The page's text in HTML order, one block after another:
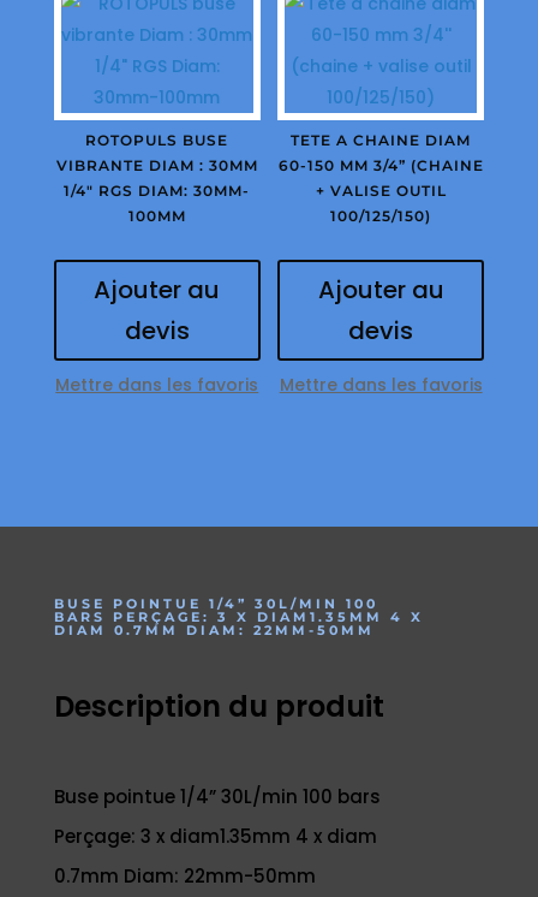
ROTOPULS BUSE
VIBRANTE DIAM : 30MM
1/4″ RGS DIAM: 30MM-
100MM
Ajouter au
devis
Mettre dans les favoris
TETE A CHAINE DIAM
60-150 MM 3/4” (CHAINE
+ VALISE OUTIL
100/125/150)
Ajouter au
devis
Mettre dans les favoris
BUSE POINTUE 1/4” 30L/MIN 100
BARS PERÇAGE: 3 X DIAM1.35MM 4 X
DIAM 0.7MM DIAM: 22MM-50MM
Description du produit
Buse pointue 1/4” 30L/min 100 bars
Perçage: 3 x diam1.35mm 4 x diam
0.7mm Diam: 22mm-50mm